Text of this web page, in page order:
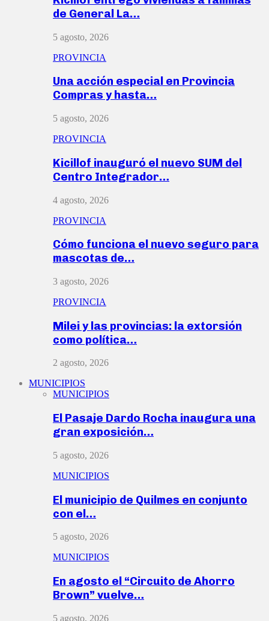
de General La…
5 agosto, 2026
PROVINCIA
Una acción especial en Provincia
Compras y hasta…
5 agosto, 2026
PROVINCIA
Kicillof inauguró el nuevo SUM del
Centro Integrador…
4 agosto, 2026
PROVINCIA
Cómo funciona el nuevo seguro para
mascotas de…
3 agosto, 2026
PROVINCIA
Milei y las provincias: la extorsión
como política…
2 agosto, 2026
MUNICIPIOS
MUNICIPIOS
El Pasaje Dardo Rocha inaugura una
gran exposición…
5 agosto, 2026
MUNICIPIOS
El municipio de Quilmes en conjunto
con el…
5 agosto, 2026
MUNICIPIOS
En agosto el “Circuito de Ahorro
Brown” vuelve…
5 agosto, 2026